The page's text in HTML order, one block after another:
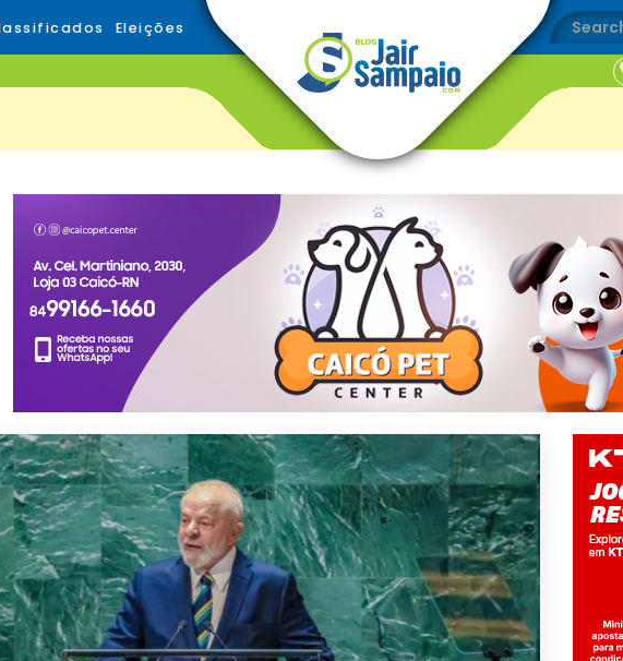
Eleições